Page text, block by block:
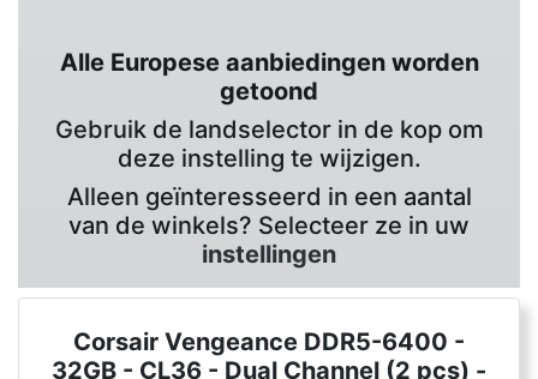
Alle Europese aanbiedingen worden
getoond
Gebruik de landselector in de kop om
deze instelling te wijzigen.
Alleen geïnteresseerd in een aantal
van de winkels? Selecteer ze in uw
instellingen
Corsair Vengeance DDR5-6400 -
32GB - CL36 - Dual Channel (2 pcs) -